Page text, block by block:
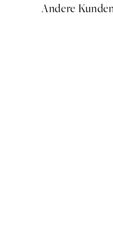
Andere